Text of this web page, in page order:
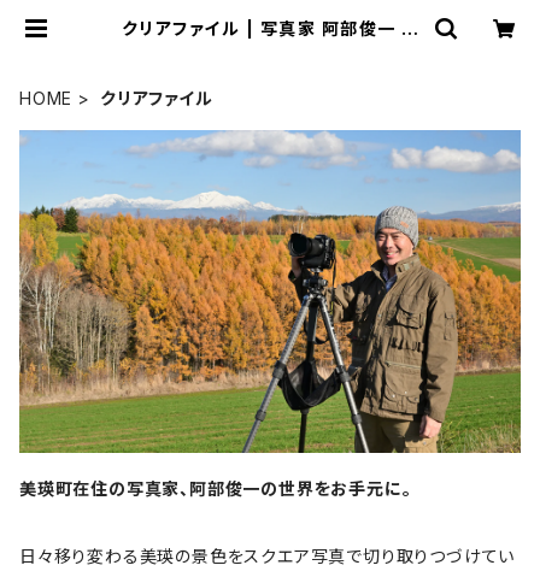
クリアファイル | 写真家 阿部俊一 オ
HOME
クリアファイル
美瑛町在住の写真家、阿部俊一の世界をお手元に。
日々移り変わる美瑛の景色をスクエア写真で切り取りつづけてい